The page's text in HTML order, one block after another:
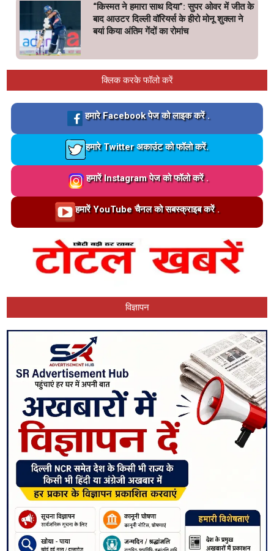
“किस्मत ने हमारा साथ दिया”: सुपर ओवर में जीत के
बाद आउटर दिल्ली वॉरियर्स के हीरो मोनू शुक्ला ने
बयां किया अंतिम गेंदों का रोमांच
क्लिक करके फॉलो करें
Loading…
हमारे Facebook पेज को लाइक करें .
Loading…
हमारे Twitter अकाउंट को फॉलो करें.
Loading…
हमारें Instagram पेज को फॉलो करें .
Loading…हमारें YouTube चैनल को सबस्क्राइब करें .
विज्ञापन